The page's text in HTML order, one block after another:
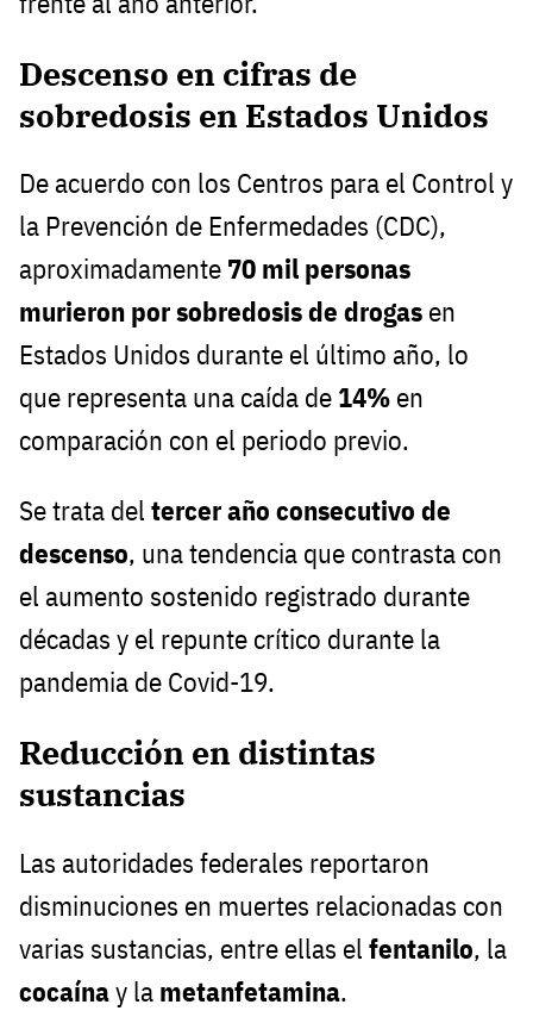
Descenso en cifras de
sobredosis en Estados Unidos
De acuerdo con los Centros para el Control y
la Prevención de Enfermedades (CDC),
aproximadamente 70 mil personas
murieron por sobredosis de drogas en
Estados Unidos durante el último año, lo
que representa una caída de 14% en
comparación con el periodo previo.
Se trata del tercer año consecutivo de
descenso, una tendencia que contrasta con
el aumento sostenido registrado durante
décadas y el repunte crítico durante la
pandemia de Covid-19.
Reducción en distintas
sustancias
Las autoridades federales reportaron
disminuciones en muertes relacionadas con
varias sustancias, entre ellas el fentanilo, la
cocaínay la metanfetamina.